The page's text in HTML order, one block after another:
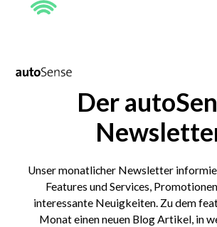
Der
Unser monatlicher Newsletter
Features und Services,
interessante Neuigkeiten. Zu dem
Monat einen neuen Blog Artikel, in